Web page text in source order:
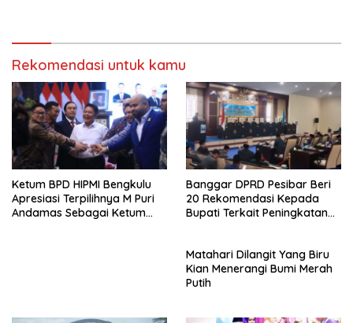
Rekomendasi untuk kamu
Ketum BPD HIPMI Bengkulu
Apresiasi Terpilihnya M Puri
Andamas Sebagai Ketum
Banggar DPRD Pesibar Beri
20 Rekomendasi Kepada
Bupati Terkait Peningkatan
Matahari Dilangit Yang Biru
Kian Menerangi Bumi Merah
Putih